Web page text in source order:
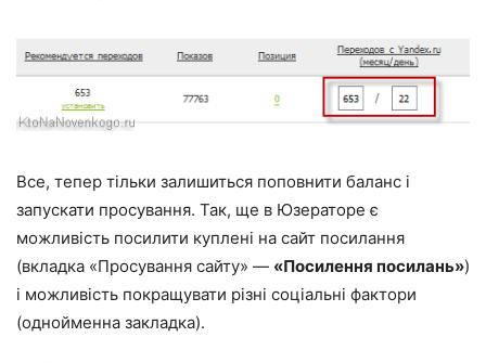
Все, тепер тільки залишиться поповнити баланс і
запускати просування. Так, ще в Юзераторе є
можливість посилити куплені на сайт посилання
(вкладка «Просування сайту» — «Посилення посилань»)
і можливість покращувати різні соціальні фактори
(однойменна закладка).